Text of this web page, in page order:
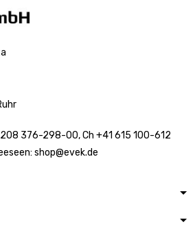
376-298-00, Ch +41 615 100-612
shop@evek.de